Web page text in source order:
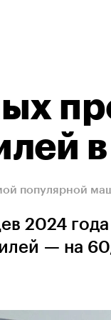
популярной
2024
— на